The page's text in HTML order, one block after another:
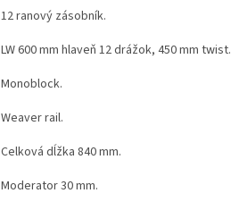
12 ranový zásobník.
LW 600 mm hlaveň 12 drážok, 450 mm twist.
Monoblock.
Weaver rail.
Celková dĺžka 840 mm.
Moderator 30 mm.